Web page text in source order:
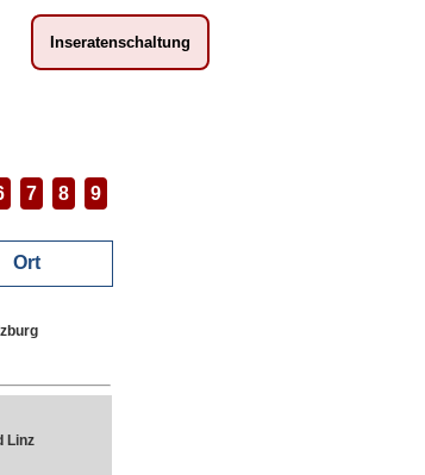
Inseratenschaltung
7 8 9
Ort
Linz